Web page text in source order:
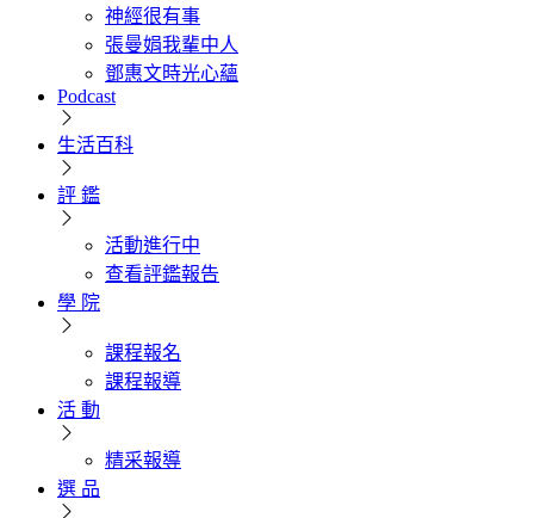
神經很有事
張曼娟我輩中人
鄧惠文時光心蘊
Podcast
生活百科
評 鑑
活動進行中
查看評鑑報告
學 院
課程報名
課程報導
活 動
精采報導
選 品